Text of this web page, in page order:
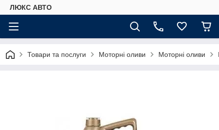
ЛЮКС АВТО
Товари та послуги Моторні оливи Моторні оливи